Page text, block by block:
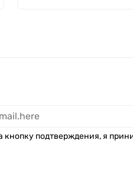
кнопку подтверждения, я